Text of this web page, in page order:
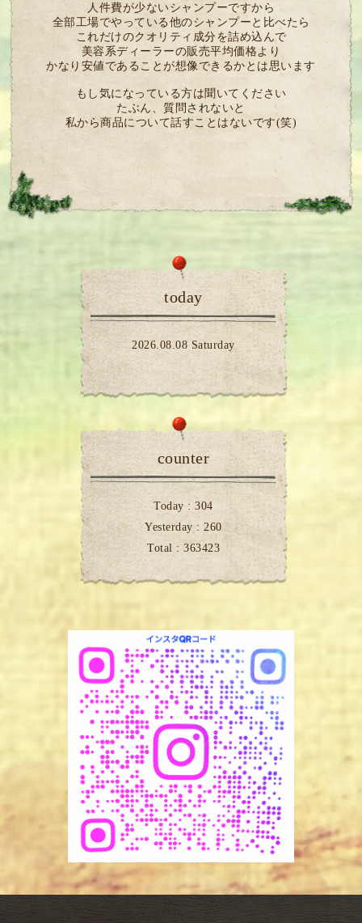
人件費が少ないシャンプーですから
全部工場でやっている他のシャンプーと比べたら
これだけのクオリティ成分を詰め込んで
美容系ディーラーの販売平均価格より
かなり安値であることが想像できるかとは思います
もし気になっている方は聞いてください
たぶん、質問されないと
私から商品について話すことはないです(笑)
today
2026.08.08 Saturday
counter
Today :304
Yesterday : 260
Total : 363423